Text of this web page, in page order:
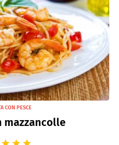
CON PESCE
mazzancolle